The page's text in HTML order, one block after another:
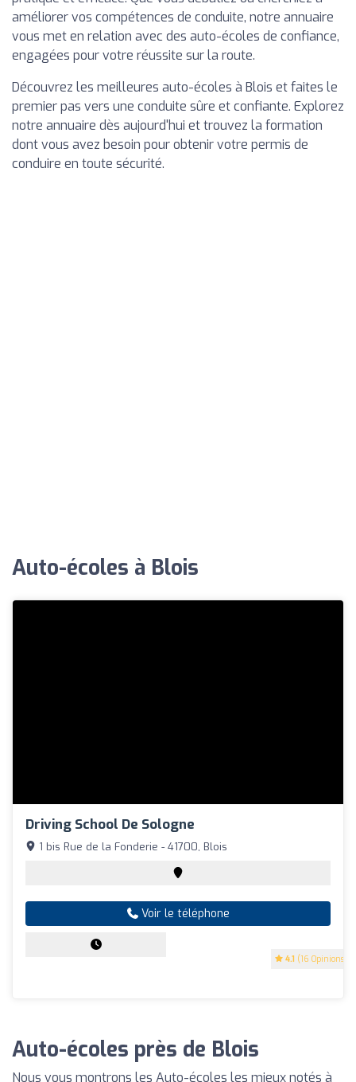
améliorer vos compétences de conduite, notre annuaire
vous met en relation avec des auto-écoles de confiance,
engagées pour votre réussite sur la route.
Découvrez les meilleures auto-écoles à Blois et faites le
premier pas vers une conduite sûre et confiante. Explorez
notre annuaire dès aujourd'hui et trouvez la formation
dont vous avez besoin pour obtenir votre permis de
conduire en toute sécurité.
Auto-écoles à Blois
Driving School De Sologne
4.1 (16 Opinions)
1 bis Rue de la Fonderie - 41700, Blois
Voir le téléphone
Auto-écoles près de Blois
Nous vous montrons les Auto-écoles les mieux notés à